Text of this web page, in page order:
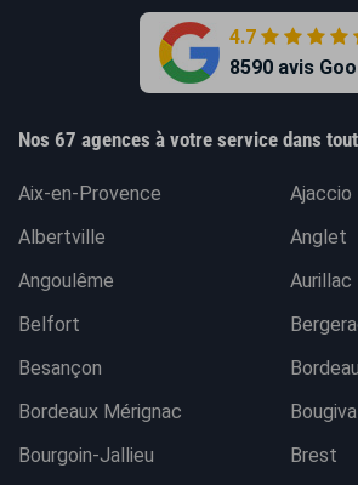
4.7
8590 avis
Nos 67 agences à votre service dans
Aix-en-Provence
Ajaccio
Albertville
Anglet
Angoulême
Aurillac
Belfort
Besançon
Bordeaux Mérignac
Bourgoin-Jallieu
Brest